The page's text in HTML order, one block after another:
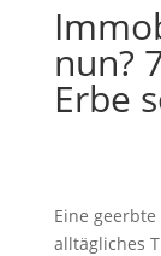
nun?
Erbe
Eine
alltägliches